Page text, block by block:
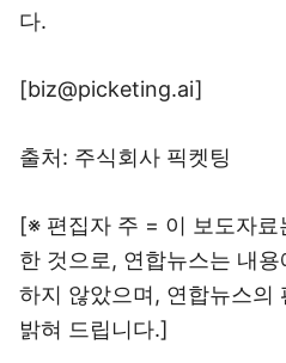
다.
[biz@picketing.ai]
출처: 주식회사 픽켓팅
[※ 편집자 주 = 이 보도자
한 것으로, 연합뉴스는 내
하지 않았으며, 연합뉴스의
밝혀 드립니다.]